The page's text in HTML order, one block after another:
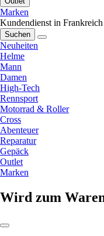
Marken
Kundendienst in Frankreich
Suchen
Neuheiten
Helme
Mann
Damen
High-Tech
Rennsport
Motorrad & Roller
Cross
Abenteuer
Reparatur
Gepäck
Outlet
Marken
Wird zum